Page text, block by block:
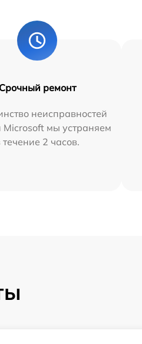
Срочный ремонт
неисправностей
Microsoft мы устраняем
течение 2 часов.